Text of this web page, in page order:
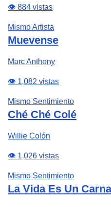
👁️ 884 vistas
Mismo Artista
Muevense
Marc Anthony
👁️ 1,082 vistas
Mismo Sentimiento
Ché Ché Colé
Willie Colón
👁️ 1,026 vistas
Mismo Sentimiento
La Vida Es Un